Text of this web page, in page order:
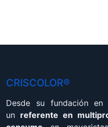
CRISCOLOR®
Desde su fundación en
un referente en